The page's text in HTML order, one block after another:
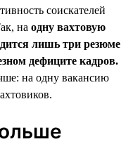
соискателей
на одну вахтовую
лишь три резюме
дефиците кадров.
на одну вакансию